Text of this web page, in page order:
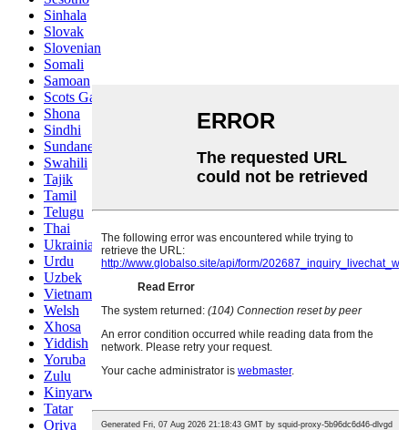
Sinhala
Slovak
Slovenian
Somali
Samoan
Scots Gaelic
Shona
Sindhi
Sundanese
Swahili
Tajik
Tamil
Telugu
Thai
Ukrainian
Urdu
Uzbek
Vietnamese
Welsh
Xhosa
Yiddish
Yoruba
Zulu
Kinyarwanda
Tatar
Oriya